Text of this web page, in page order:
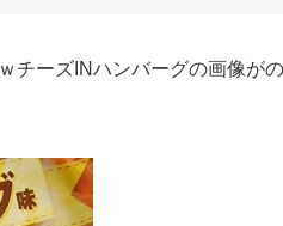
チーズINハンバーグの画像が